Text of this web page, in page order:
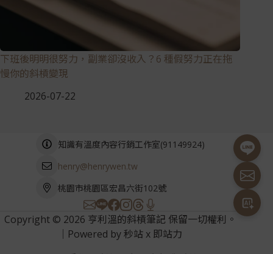
下班後明明很努力，副業卻沒收入？6 種假努力正在拖
慢你的斜槓變現
2026-07-22
知識有溫度內容行銷工作室(91149924)
henry@henrywen.tw
桃園市桃園區宏昌六街102號
Copyright © 2026 亨利溫的斜槓筆記 保留一切權利。
｜Powered by秒站 x 即站力